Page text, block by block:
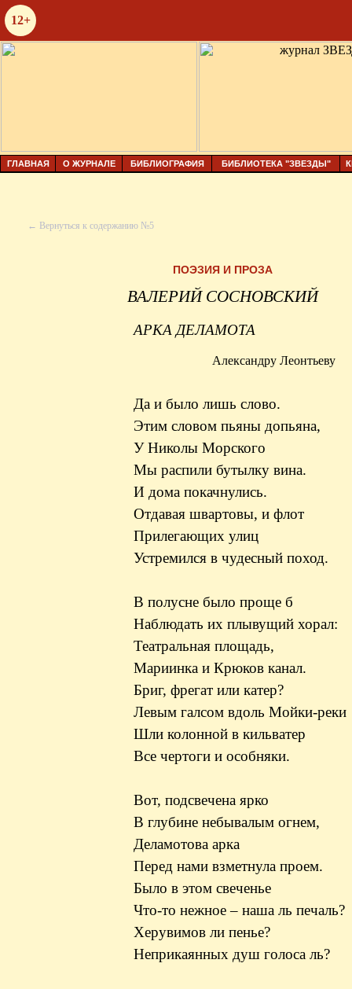
12+
ГЛАВНАЯ О ЖУРНАЛЕ БИБЛИОГРАФИЯ БИБЛИОТЕКА "ЗВЕЗДЫ"
← Вернуться к содержанию №5
ПОЭЗИЯ И ПРОЗА
ВАЛЕРИЙ СОСНОВСКИЙ
АРКА ДЕЛАМОТА
Александру Леонтьеву
Да и было лишь слово.
Этим словом пьяны допьяна,
У Николы Морского
Мы распили бутылку вина.
И дома покачнулись.
Отдавая швартовы, и флот
Прилегающих улиц
Устремился в чудесный поход.
В полусне было проще б
Наблюдать их плывущий хорал:
Театральная площадь,
Мариинка и Крюков канал.
Бриг, фрегат или катер?
Левым галсом вдоль Мойки-реки
Шли колонной в кильватер
Все чертоги и особняки.
Вот, подсвечена ярко
В глубине небывалым огнем,
Деламотова арка
Перед нами взметнула проем.
Было в этом свеченье
Что-то нежное – наша ль печаль?
Херувимов ли пенье?
Неприкаянных душ голоса ль?